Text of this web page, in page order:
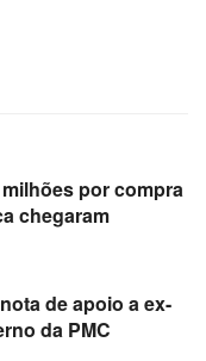
por compra
chegaram
de apoio a ex-
da PMC